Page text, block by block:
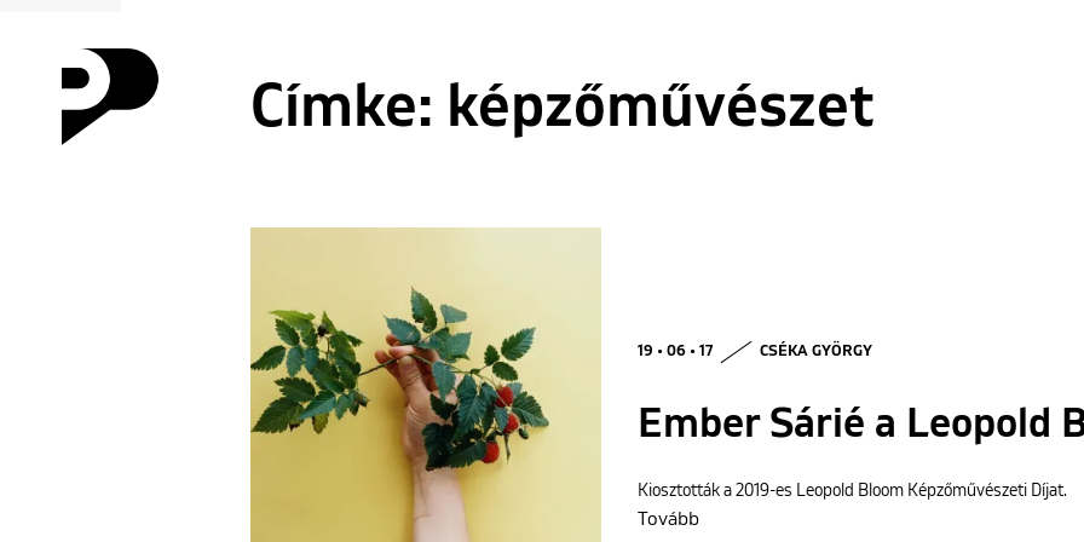
Címke: képzőművészet
19 • 06 • 17 CSÉKA GYÖRGY
Ember Sárié a Leopold
Kiosztották a 2019-es Leopold Bloom Képzőművészeti Díjat.
Tovább